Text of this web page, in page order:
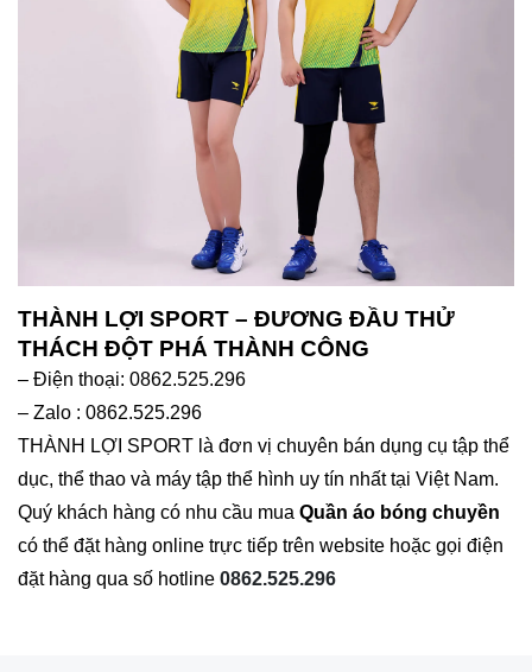
THÀNH LỢI SPORT – ĐƯƠNG ĐẦU THỬ
THÁCH ĐỘT PHÁ THÀNH CÔNG
– Điện thoại: 0862.525.296
– Zalo : 0862.525.296
THÀNH LỢI SPORT là đơn vị chuyên bán dụng cụ tập thể
dục, thể thao và máy tập thể hình uy tín nhất tại Việt Nam.
Quý khách hàng có nhu cầu mua Quần áo bóng chuyền
có thể đặt hàng online trực tiếp trên website hoặc gọi điện
đặt hàng qua số hotline 0862.525.296